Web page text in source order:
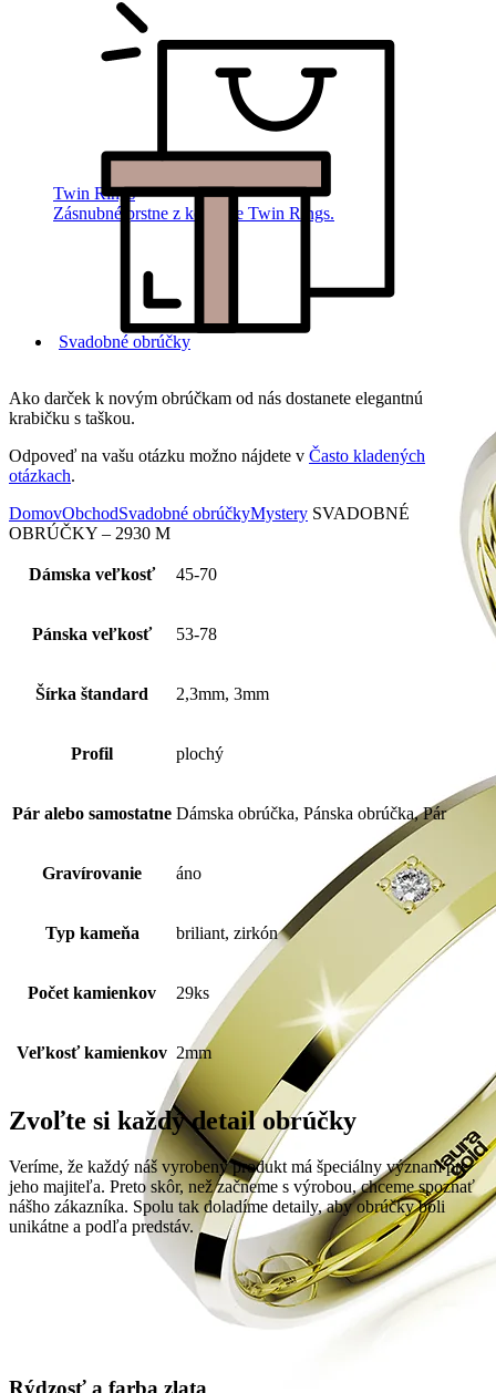
Twin Rings
Zásnubné prstne z kolekcie Twin Rings.
Svadobné obrúčky
Ako darček k novým obrúčkam od nás dostanete elegantnú
krabičku s taškou.
Odpoveď na vašu otázku možno nájdete v Často kladených
otázkach.
DomovObchodSvadobné obrúčkyMystery SVADOBNÉ
OBRÚČKY – 2930 M
Dámska veľkosť 45-70
Pánska veľkosť 53-78
Šírka štandard 2,3mm, 3mm
Profil plochý
Pár alebo samostatne Dámska obrúčka, Pánska obrúčka, Pár
Gravírovanie áno
Typ kameňa briliant, zirkón
Počet kamienkov 29ks
Veľkosť kamienkov 2mm
Zvoľte si každý detail obrúčky
Veríme, že každý náš vyrobený produkt má špeciálny význam pre
jeho majiteľa. Preto skôr, než začneme s výrobou, chceme spoznať
nášho zákazníka. Spolu tak doladíme detaily, aby obrúčky boli
unikátne a podľa predstáv.
Rýdzosť a farba zlata